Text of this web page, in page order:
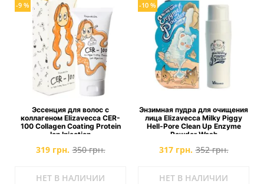
-9 %
Эссенция для волос с
коллагеном Elizavecca CER-
100 Collagen Coating Protein
Ion Injection
319 грн. 350 грн.
НЕТ В НАЛИЧИИ
-10 %
Энзимная пудра для очищения
лица Elizavecca Milky Piggy
Hell-Pore Clean Up Enzyme
Powder Wash
317 грн. 352 грн.
НЕТ В НАЛИЧИИ